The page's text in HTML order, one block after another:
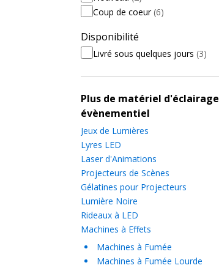
Coup de coeur (6)
Disponibilité
Livré sous quelques jours (3)
Plus de matériel d'éclairage
évènementiel
Jeux de Lumières
Lyres LED
Laser d'Animations
Projecteurs de Scènes
Gélatines pour Projecteurs
Lumière Noire
Rideaux à LED
Machines à Effets
Machines à Fumée
Machines à Fumée Lourde